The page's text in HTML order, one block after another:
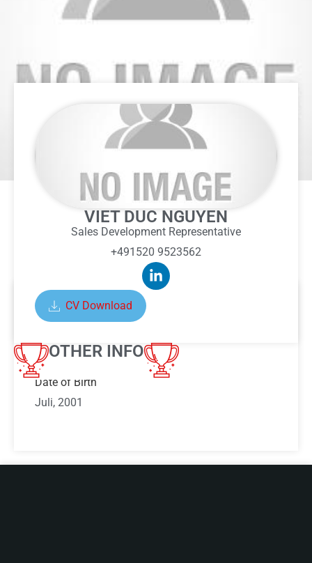
VIET DUC NGUYEN
Sales Development Representative
+491520 9523562
CV Download
OTHER INFO
ABOUT VIET DUC NGUYEN
Date of Birth
Juli, 2001